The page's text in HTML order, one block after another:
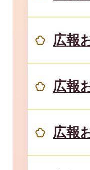
広報
広報
広報